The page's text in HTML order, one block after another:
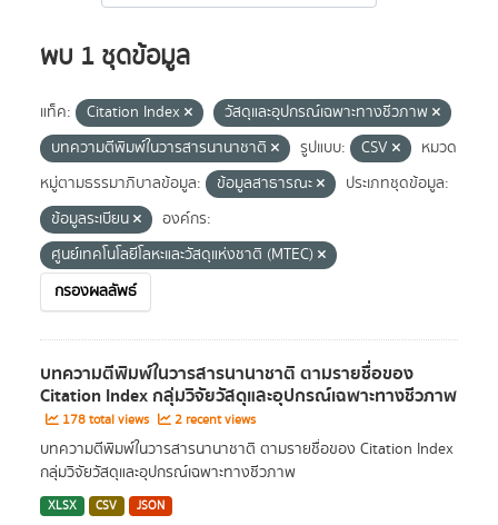
พบ 1 ชุดข้อมูล
แท็ค: Citation Index
วัสดุและอุปกรณ์เฉพาะทางชีวภาพ
บทความตีพิมพ์ในวารสารนานาชาติ
รูปแบบ: CSV
หมวด
หมู่ตามธรรมาภิบาลข้อมูล:
ข้อมูลสาธารณะ
ประเภทชุดข้อมูล:
ข้อมูลระเบียน
องค์กร:
ศูนย์เทคโนโลยีโลหะและวัสดุแห่งชาติ (MTEC)
กรองผลลัพธ์
บทความตีพิมพ์ในวารสารนานาชาติ ตามรายชื่อของ
Citation Index กลุ่มวิจัยวัสดุและอุปกรณ์เฉพาะทางชีวภาพ
178 total views 2 recent views
บทความตีพิมพ์ในวารสารนานาชาติ ตามรายชื่อของ Citation Index
กลุ่มวิจัยวัสดุและอุปกรณ์เฉพาะทางชีวภาพ
XLSX CSV JSON